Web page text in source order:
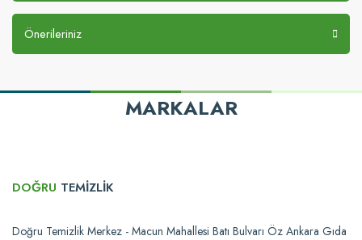
Önerileriniz
MARKALAR
DOĞRU TEMİZLİK
Doğru Temizlik Merkez - Macun Mahallesi Batı Bulvarı Öz Ankara Gıda